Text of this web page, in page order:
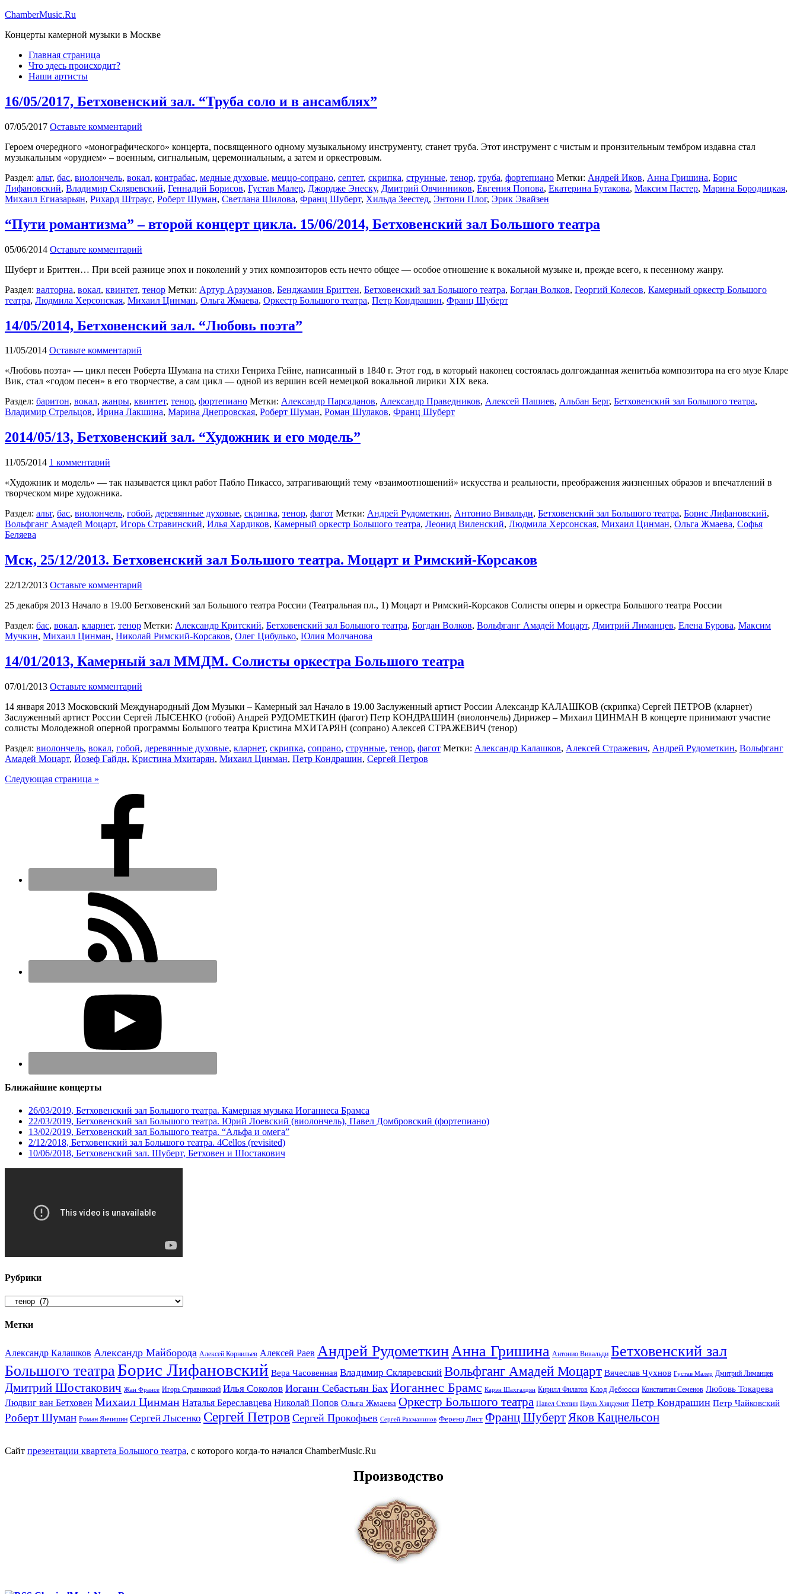
ChamberMusic.Ru
Концерты камерной музыки в Москве
Главная страница
Что здесь происходит?
Наши артисты
16/05/2017, Бетховенский зал. “Труба соло и в ансамблях”
07/05/2017 Оставьте комментарий
Героем очередного «монографического» концерта, посвященного одному музыкальному инструменту, станет труба. Этот инструмент с чистым и пронзительным тембром издавна стал
музыкальным «орудием» – военным, сигнальным, церемониальным, а затем и оркестровым.
Раздел: альт, бас, виолончель, вокал, контрабас, медные духовые, меццо-сопрано, септет, скрипка, струнные, тенор, труба, фортепиано Метки: Андрей Иков, Анна Гришина, Борис
Лифановский, Владимир Скляревский, Геннадий Борисов, Густав Малер, Джордже Энеску, Дмитрий Овчинников, Евгения Попова, Екатерина Бутакова, Максим Пастер, Марина Бородицкая,
Михаил Егиазарьян, Рихард Штраус, Роберт Шуман, Светлана Шилова, Франц Шуберт, Хильда Зеестед, Энтони Плог, Эрик Эвайзен
“Пути романтизма” – второй концерт цикла. 15/06/2014, Бетховенский зал Большого театра
05/06/2014 Оставьте комментарий
Шуберт и Бриттен… При всей разнице эпох и поколений у этих композиторов есть нечто общее — особое отношение к вокальной музыке и, прежде всего, к песенному жанру.
Раздел: валторна, вокал, квинтет, тенор Метки: Артур Арзуманов, Бенджамин Бриттен, Бетховенский зал Большого театра, Богдан Волков, Георгий Колесов, Камерный оркестр Большого
театра, Людмила Херсонская, Михаил Цинман, Ольга Жмаева, Оркестр Большого театра, Петр Кондрашин, Франц Шуберт
14/05/2014, Бетховенский зал. “Любовь поэта”
11/05/2014 Оставьте комментарий
«Любовь поэта» — цикл песен Роберта Шумана на стихи Генриха Гейне, написанный в 1840 г. Этот год, в который наконец состоялась долгожданная женитьба композитора на его музе Кларе
Вик, стал «годом песен» в его творчестве, а сам цикл — одной из вершин всей немецкой вокальной лирики XIX века.
Раздел: баритон, вокал, жанры, квинтет, тенор, фортепиано Метки: Александр Парсаданов, Александр Праведников, Алексей Пашиев, Альбан Берг, Бетховенский зал Большого театра,
Владимир Стрельцов, Ирина Лакшина, Марина Днепровская, Роберт Шуман, Роман Шулаков, Франц Шуберт
2014/05/13, Бетховенский зал. “Художник и его модель”
11/05/2014 1 комментарий
«Художник и модель» — так называется цикл работ Пабло Пикассо, затрагивающий тему «взаимоотношений» искусства и реальности, преображения жизненных образов и впечатлений в
творческом мире художника.
Раздел: альт, бас, виолончель, гобой, деревянные духовые, скрипка, тенор, фагот Метки: Андрей Рудометкин, Антонио Вивальди, Бетховенский зал Большого театра, Борис Лифановский,
Вольфганг Амадей Моцарт, Игорь Стравинский, Илья Хардиков, Камерный оркестр Большого театра, Леонид Виленский, Людмила Херсонская, Михаил Цинман, Ольга Жмаева, Софья
Беляева
Мск, 25/12/2013. Бетховенский зал Большого театра. Моцарт и Римский-Корсаков
22/12/2013 Оставьте комментарий
25 декабря 2013 Начало в 19.00 Бетховенский зал Большого театра России (Театральная пл., 1) Моцарт и Римский-Корсаков Солисты оперы и оркестра Большого театра России
Раздел: бас, вокал, кларнет, тенор Метки: Александр Критский, Бетховенский зал Большого театра, Богдан Волков, Вольфганг Амадей Моцарт, Дмитрий Лиманцев, Елена Бурова, Максим
Мучкин, Михаил Цинман, Николай Римский-Корсаков, Олег Цибулько, Юлия Молчанова
14/01/2013, Камерный зал ММДМ. Солисты оркестра Большого театра
07/01/2013 Оставьте комментарий
14 января 2013 Московский Международный Дом Музыки – Камерный зал Начало в 19.00 Заслуженный артист России Александр КАЛАШКОВ (скрипка) Сергей ПЕТРОВ (кларнет)
Заслуженный артист России Сергей ЛЫСЕНКО (гобой) Андрей РУДОМЕТКИН (фагот) Петр КОНДРАШИН (виолончель) Дирижер – Михаил ЦИНМАН В концерте принимают участие
солисты Молодежной оперной программы Большого театра Кристина МХИТАРЯН (сопрано) Алексей СТРАЖЕВИЧ (тенор)
Раздел: виолончель, вокал, гобой, деревянные духовые, кларнет, скрипка, сопрано, струнные, тенор, фагот Метки: Александр Калашков, Алексей Стражевич, Андрей Рудометкин, Вольфганг
Амадей Моцарт, Йозеф Гайдн, Кристина Мхитарян, Михаил Цинман, Петр Кондрашин, Сергей Петров
Следующая страница »
Ближайшие концерты
26/03/2019, Бетховенский зал Большого театра. Камерная музыка Иоганнеса Брамса
22/03/2019, Бетховенский зал Большого театра. Юрий Лоевский (виолончель), Павел Домбровский (фортепиано)
13/02/2019, Бетховенский зал Большого театра. “Альфа и омега”
2/12/2018, Бетховенский зал Большого театра. 4Cellos (revisited)
10/06/2018, Бетховенский зал. Шуберт, Бетховен и Шостакович
Рубрики
Рубрики
Метки
Александр Калашков Александр Майборода Алексей Корнильев Алексей Раев Андрей РудометкинАнна Гришина Антонио Вивальди Бетховенский зал
Большого театраБорис Лифановский Вера Часовенная Владимир Скляревский Вольфганг Амадей Моцарт Вячеслав Чухнов Густав Малер Дмитрий Лиманцев
Дмитрий Шостакович Жан Франсе Игорь Стравинский Илья Соколов Иоганн Себастьян Бах Иоганнес Брамс Карэн Шахгалдян Кирилл Филатов Клод Дебюсси Константин Семенов Любовь Токарева
Людвиг ван Бетховен Михаил Цинман Наталья Береславцева Николай Попов Ольга Жмаева Оркестр Большого театра Павел Степин Пауль Хиндемит Петр Кондрашин Петр Чайковский
Роберт Шуман Роман Янчишин Сергей Лысенко Сергей Петров Сергей Прокофьев Сергей Рахманинов Ференц Лист Франц ШубертЯков Кацнельсон
Сайт презентации квартета Большого театра, с которого когда-то начался ChamberMusic.Ru
Производство